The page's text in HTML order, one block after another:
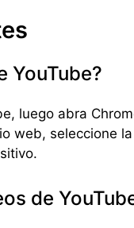
YouTube?
luego abra
web, seleccione
de